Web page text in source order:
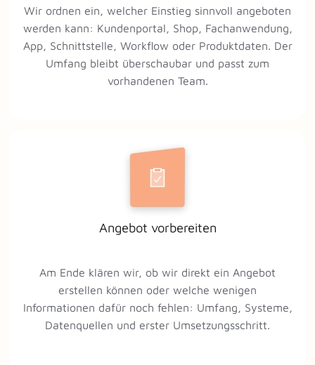
Wir ordnen ein, welcher Einstieg sinnvoll angeboten
werden kann: Kundenportal, Shop, Fachanwendung,
App, Schnittstelle, Workflow oder Produktdaten. Der
Umfang bleibt überschaubar und passt zum
vorhandenen Team.
Angebot vorbereiten
Am Ende klären wir, ob wir direkt ein Angebot
erstellen können oder welche wenigen
Informationen dafür noch fehlen: Umfang, Systeme,
Datenquellen und erster Umsetzungsschritt.